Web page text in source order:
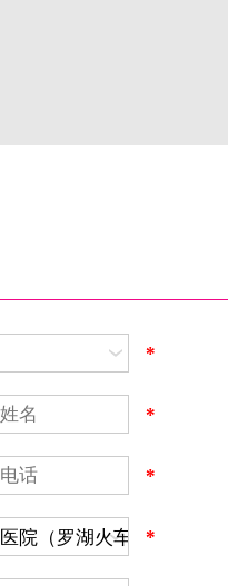
*
*
*
*